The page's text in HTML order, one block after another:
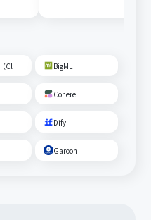
Anthropic（Claude） BigML
Cohere
Dify
Garoon